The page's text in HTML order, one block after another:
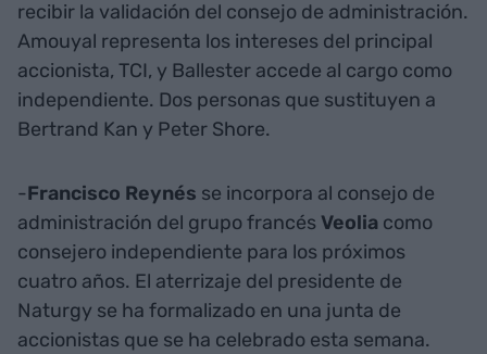
recibir la validación del consejo de administración.
Amouyal representa los intereses del principal
accionista, TCI, y Ballester accede al cargo como
independiente. Dos personas que sustituyen a
Bertrand Kan y Peter Shore.
-Francisco Reynés se incorpora al consejo de
administración del grupo francés Veolia como
consejero independiente para los próximos
cuatro años. El aterrizaje del presidente de
Naturgy se ha formalizado en una junta de
accionistas que se ha celebrado esta semana.